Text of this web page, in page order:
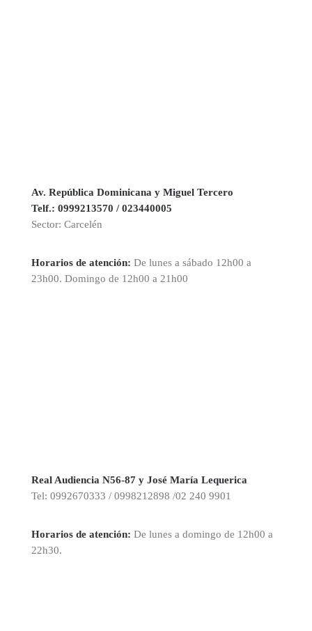
Av. República Dominicana y Miguel Tercero
Telf.: 0999213570 / 023440005
Sector: Carcelén
Horarios de atención: De lunes a sábado 12h00 a
23h00. Domingo de 12h00 a 21h00
Real Audiencia N56-87 y José María Lequerica
Tel: 0992670333 / 0998212898 /02 240 9901
Horarios de atención: De lunes a domingo de 12h00 a
22h30.